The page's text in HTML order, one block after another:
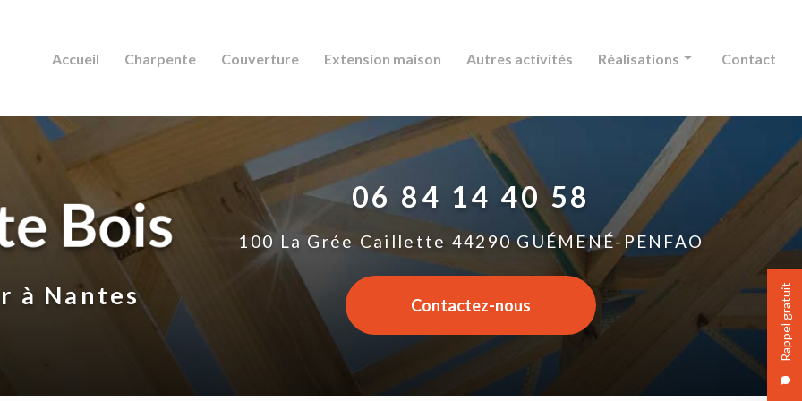
Rappel gratuit
Accueil Charpente Couverture Extension maison Autres activités Réalisations
Couverture
Extension maison
Autres activités
Contact
à Nantes
06 84 14 40 58
100 La Grée Caillette 44290 GUÉMENÉ-PENFAO
Contactez-nous